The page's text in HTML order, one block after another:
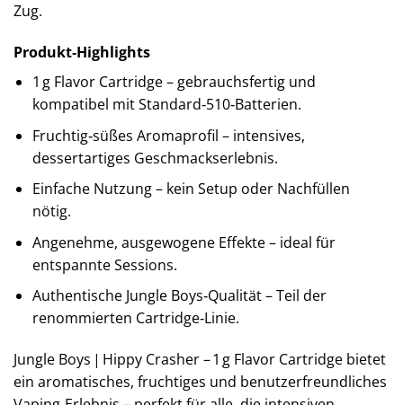
Zug.
Produkt‑Highlights
1 g Flavor Cartridge – gebrauchsfertig und
kompatibel mit Standard‑510‑Batterien.
Fruchtig‑süßes Aromaprofil – intensives,
dessertartiges Geschmackserlebnis.
Einfache Nutzung – kein Setup oder Nachfüllen
nötig.
Angenehme, ausgewogene Effekte – ideal für
entspannte Sessions.
Authentische Jungle Boys‑Qualität – Teil der
renommierten Cartridge‑Linie.
Jungle Boys | Hippy Crasher – 1 g Flavor Cartridge bietet
ein aromatisches, fruchtiges und benutzerfreundliches